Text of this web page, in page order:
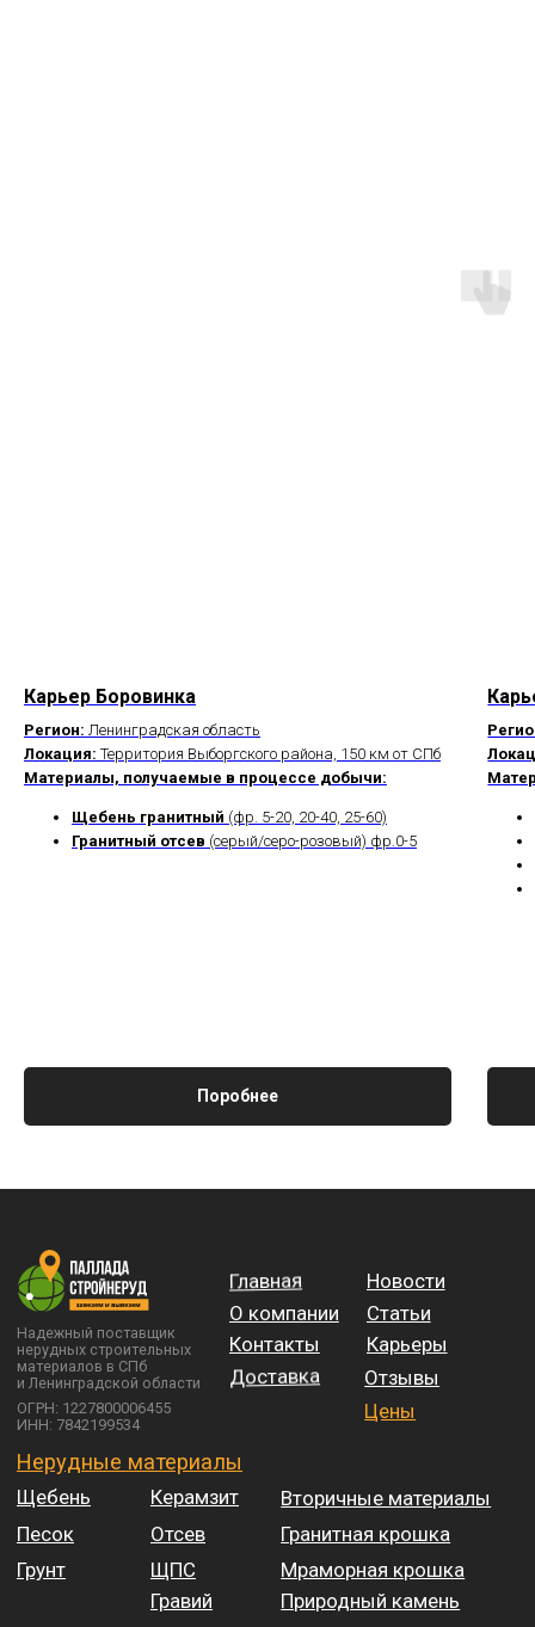
Карьер Боровинка
Регион: Ленинградская область
Локация: Территория Выборгского района, 150 км от СПб
Материалы, получаемые в процессе добычи:
Щебень гранитный (фр. 5-20, 20-40, 25-60)
Гранитный отсев (серый/серо-розовый) фр.0-5
Поробнее